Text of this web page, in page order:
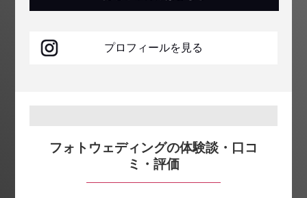
プロフィールを見る
フォトウェディングの体験談・口コ
ミ・評価